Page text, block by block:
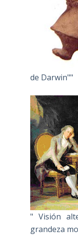
de Darwin""
" Visión
grandeza